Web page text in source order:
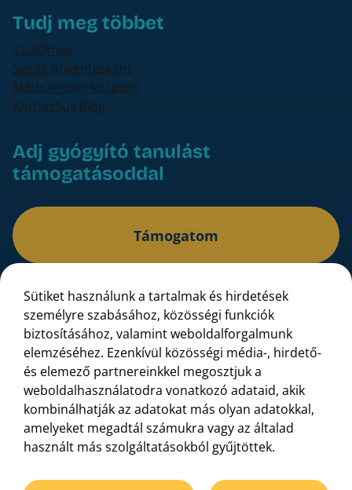
Tudj meg többet
Szülőknek
Segíts önkéntesként
Módszertani központ
KórházSuli Blog
Adj gyógyító tanulást
támogatásoddal
Támogatom
Bankszámlaszám: 16200106-11625339
IBAN: HU10 16200106 11625339 00000000
Gyermekvédelmi irányelv
Sütiket használunk a tartalmak és hirdetések
személyre szabásához, közösségi funkciók
biztosításához, valamint weboldalforgalmunk
elemzéséhez. Ezenkívül közösségi média-, hirdető-
és elemező partnereinkkel megosztjuk a
weboldalhasználatodra vonatkozó adataid, akik
kombinálhatják az adatokat más olyan adatokkal,
amelyeket megadtál számukra vagy az általad
használt más szolgáltatásokból gyűjtöttek.